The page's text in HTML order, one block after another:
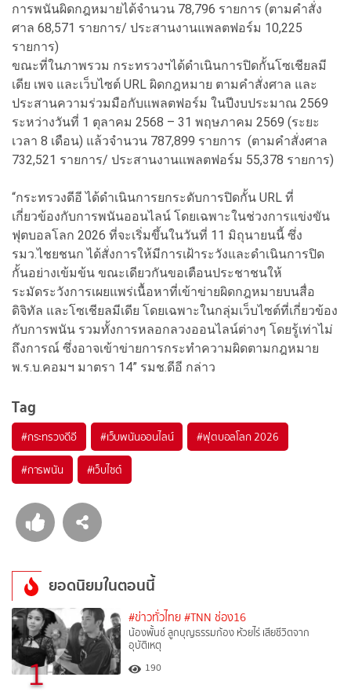
การพนันผิดกฎหมายได้จำนวน 78,796 รายการ (ตามคำสั่ง
ศาล 68,571 รายการ/ ประสานงานแพลตฟอร์ม 10,225
รายการ)
ขณะที่ในภาพรวม กระทรวงฯได้ดำเนินการปิดกั้นโซเชียลมี
เดีย เพจ และเว็บไซต์ URL ผิดกฎหมาย ตามคำสั่งศาล และ
ประสานความร่วมมือกับแพลตฟอร์ม ในปีงบประมาณ 2569
ระหว่างวันที่ 1 ตุลาคม 2568 – 31 พฤษภาคม 2569 (ระยะ
เวลา 8 เดือน) แล้วจำนวน 787,899 รายการ (ตามคำสั่งศาล
732,521 รายการ/ ประสานงานแพลตฟอร์ม 55,378 รายการ)
“กระทรวงดีอี ได้ดำเนินการยกระดับการปิดกั้น URL ที่
เกี่ยวข้องกับการพนันออนไลน์ โดยเฉพาะในช่วงการแข่งขัน
ฟุตบอลโลก 2026 ที่จะเริ่มขึ้นในวันที่ 11 มิถุนายนนี้ ซึ่ง
รมว.ไชยชนก ได้สั่งการให้มีการเฝ้าระวังและดำเนินการปิด
กั้นอย่างเข้มข้น ขณะเดียวกันขอเตือนประชาชนให้
ระมัดระวังการเผยแพร่เนื้อหาที่เข้าข่ายผิดกฎหมายบนสื่อ
ดิจิทัล และโซเชียลมีเดีย โดยเฉพาะในกลุ่มเว็บไซต์ที่เกี่ยวข้อง
กับการพนัน รวมทั้งการหลอกลวงออนไลน์ต่างๆ โดยรู้เท่าไม่
ถึงการณ์ ซึ่งอาจเข้าข่ายการกระทำความผิดตามกฎหมาย
พ.ร.บ.คอมฯ มาตรา 14” รมช.ดีอี กล่าว
Tag
#กระทรวงดีอี #เว็บพนันออนไลน์ #ฟุตบอลโลก 2026
#การพนัน #เว็บไซต์
ยอดนิยมในตอนนี้
1
#ข่าวทั่วไทย #TNN ช่อง16
น้องพั้นช์ ลูกบุญธรรมก้อง ห้วยไร่ เสียชีวิตจาก
อุบัติเหตุ
190